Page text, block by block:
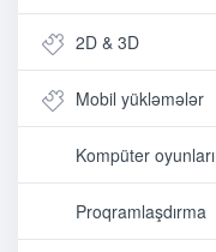
2D & 3D
Mobil yükləmələr
Kompüter oyunları
Proqramlaşdırma